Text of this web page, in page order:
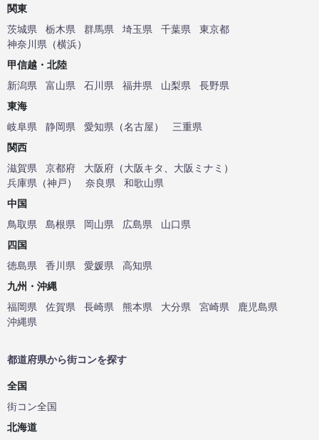
関東
茨城県
栃木県 群馬県 埼玉県 千葉県
東京都
神奈川県 （横浜）
甲信越・北陸
新潟県
富山県 石川県 福井県 山梨県
長野県
東海
岐阜県
静岡県 愛知県 （名古屋）
三重県
関西
滋賀県
京都府 大阪府 （大阪キタ 大阪ミナミ ）
兵庫県 （神戸） 奈良県
和歌山県
中国
鳥取県
島根県 岡山県 広島県
山口県
四国
徳島県
香川県 愛媛県
高知県
九州・沖縄
福岡県
佐賀県 長崎県 熊本県 大分県 宮崎県
鹿児島県
沖縄県
都道府県から街コンを探す
全国
街コン全国
北海道